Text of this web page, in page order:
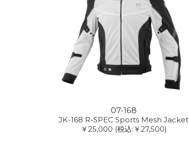
07-168
JK-168 R-SPEC Sports Mesh Jacket
￥25,000 (税込:￥27,500)